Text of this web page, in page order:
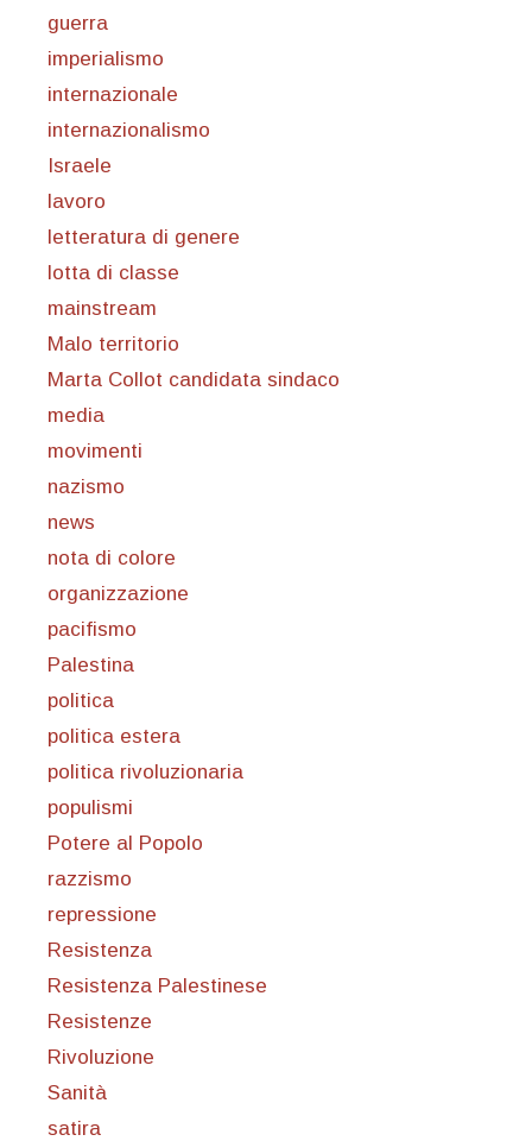
guerra
imperialismo
internazionale
internazionalismo
Israele
lavoro
letteratura di genere
lotta di classe
mainstream
Malo territorio
Marta Collot candidata sindaco
media
movimenti
nazismo
news
nota di colore
organizzazione
pacifismo
Palestina
politica
politica estera
politica rivoluzionaria
populismi
Potere al Popolo
razzismo
repressione
Resistenza
Resistenza Palestinese
Resistenze
Rivoluzione
Sanità
satira